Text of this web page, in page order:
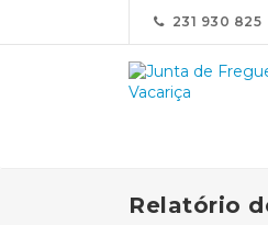
231 930 825
Relatório